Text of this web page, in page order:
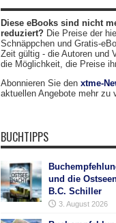
Diese eBooks sind nicht
reduziert? Die Preise der
Schnäppchen und Gratis-
Zeit gültig - die Autoren und
die Möglichkeit, die Preise
Abonnieren Sie den xtme-
aktuellen Angebote mehr zu
BUCHTIPPS
und die
B.C. Schiller
3. August 2026